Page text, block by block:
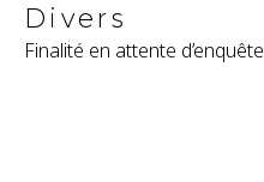
Divers
Finalité en attente d’enquête